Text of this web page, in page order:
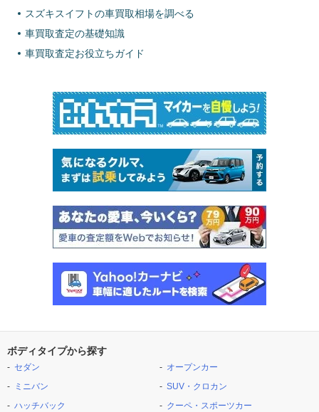
スズキスイフトの車買取相場を調べる
車買取査定の基礎知識
車買取査定お役立ちガイド
ボディタイプから探す
セダン
ミニバン
ハッチバック
オープンカー
SUV・クロカン
クーペ・スポーツカー